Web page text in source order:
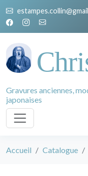
Gravures anciennes,
japonaises
Accueil Catalogue